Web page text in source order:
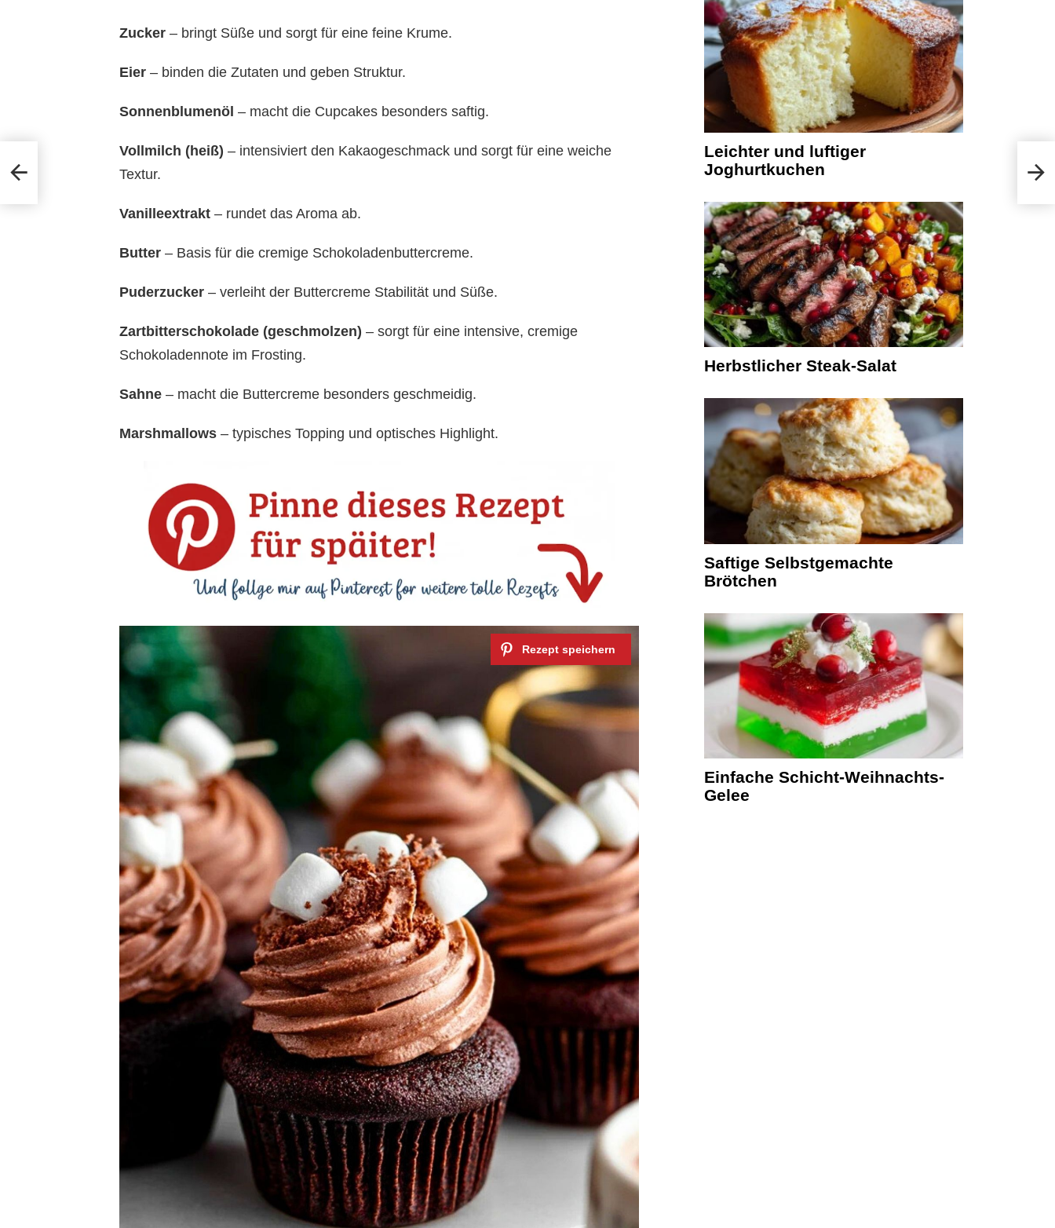
Zucker – bringt Süße und sorgt für eine feine Krume.
Eier – binden die Zutaten und geben Struktur.
Sonnenblumenöl – macht die Cupcakes besonders saftig.
Vollmilch (heiß) – intensiviert den Kakaogeschmack und sorgt für eine weiche
Textur.
Vanilleextrakt – rundet das Aroma ab.
Butter – Basis für die cremige Schokoladenbuttercreme.
Puderzucker – verleiht der Buttercreme Stabilität und Süße.
Zartbitterschokolade (geschmolzen) – sorgt für eine intensive, cremige
Schokoladennote im Frosting.
Sahne – macht die Buttercreme besonders geschmeidig.
Marshmallows – typisches Topping und optisches Highlight.
Leichter und luftiger
Joghurtkuchen
Herbstlicher Steak-Salat
Saftige Selbstgemachte
Brötchen
Einfache Schicht-Weihnachts-
Gelee